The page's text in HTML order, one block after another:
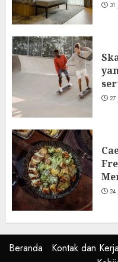
31
27
24
Beranda Kontak dan